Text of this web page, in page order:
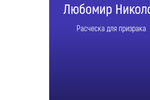
Любомир
Расческа для призрака